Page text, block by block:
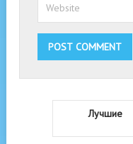
Лучшие